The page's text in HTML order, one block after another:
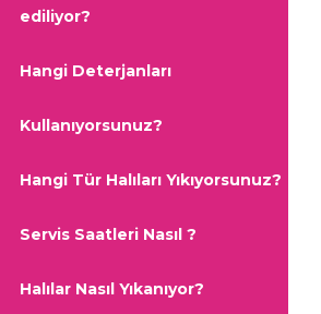
ediliyor?
Hangi Deterjanları
Kullanıyorsunuz?
Hangi Tür Halıları Yıkıyorsunuz?
Servis Saatleri Nasıl ?
Halılar Nasıl Yıkanıyor?